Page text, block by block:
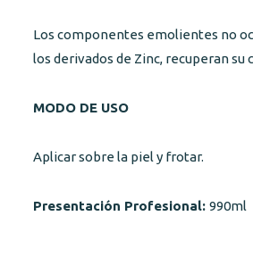
Los componentes emolientes no
los derivados de Zinc, recuperan su
MODO DE USO
Aplicar sobre la piel y frotar.
Presentación Profesional: 990ml